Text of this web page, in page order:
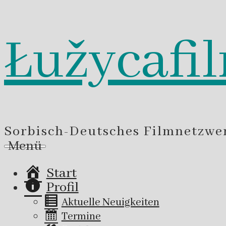
Zum
Inhalt
springen
Sorbisch-Deutsches
Menü
Start
Profil
Aktuelle Neuigkeiten
Termine